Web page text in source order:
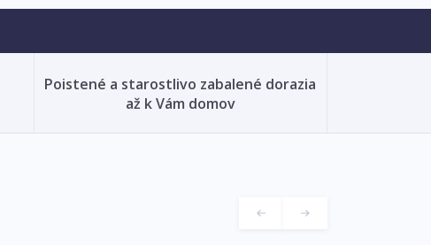
Poistené a starostlivo zabalené dorazia
až k Vám domov